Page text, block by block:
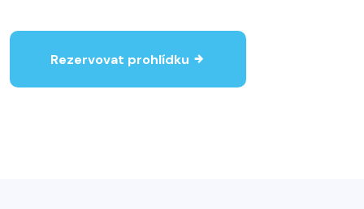
Rezervovat prohlídku